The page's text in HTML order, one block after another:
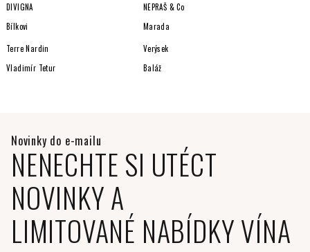
DIVIGNA
NEPRAŠ & Co
Bílkovi
Marada
Terre Nardin
Verýsek
Vladimír Tetur
Baláž
NENECHTE SI UTÉCT
NOVINKY A
LIMITOVANÉ NABÍDKY VÍNA